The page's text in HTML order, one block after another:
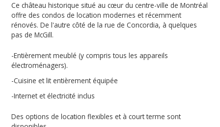
Ce château historique situé au cœur du centre-ville de Montréal
offre des condos de location modernes et récemment
rénovés. De l'autre côté de la rue de Concordia, à quelques
pas de McGill.
-Entièrement meublé (y compris tous les appareils
électroménagers).
-Cuisine et lit entièrement équipée
-Internet et électricité inclus
Des options de location flexibles et à court terme sont